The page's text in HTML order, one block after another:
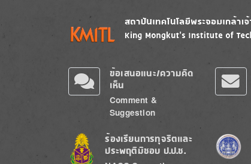
Image Image
ข้อเสนอแนะ/ความคิด
เห็น
Comment &
Suggestion
Image
ร้องเรียนการทุจริตและ
ประพฤติมิชอบ ป.ป.ช.
Image